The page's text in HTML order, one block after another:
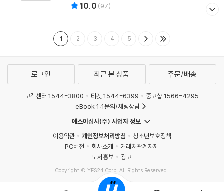
10.0 (97)
1 2 3 4 5
로그인 최근 본 상품 주문/배송
고객센터 1544-3800 티켓 1544-6399
중고샵 1566-4295
eBook 1:1문의/채팅상담
예스이십사(주) 사업자 정보
이용약관
개인정보처리방침
청소년보호정책
PC버전
회사소개
거래처관계자께
도서홍보
광고
Copyright © YES24 Corp. All Rights Reserved.